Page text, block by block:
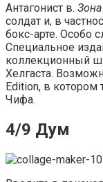
Антагонист в.
солдат и, в
бокс-арте. Особо
Специальное
коллекционный
Хелгаста.
Edition, в
Чифа.
4/9 Дум